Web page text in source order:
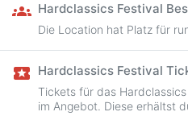
groups Hardclassics Festival
Die Location hat Platz für
local_activity Hardclassics Festival
Tickets für das
im Angebot. Diese erhältst